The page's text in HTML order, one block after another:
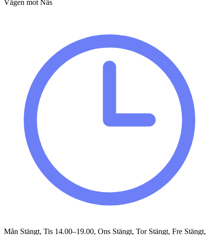
Vägen mot Näs
Mån Stängt, Tis 14.00–19.00, Ons Stängt, Tor Stängt, Fre Stängt,